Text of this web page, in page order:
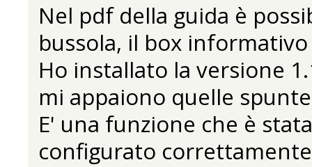
Nel pdf della guida è
bussola, il box informativo
Ho installato la versione
mi appaiono quelle
E' una funzione che è
configurato